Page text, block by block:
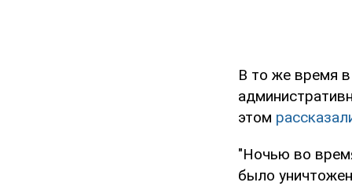
В то же время
этом
"Ночью во
было